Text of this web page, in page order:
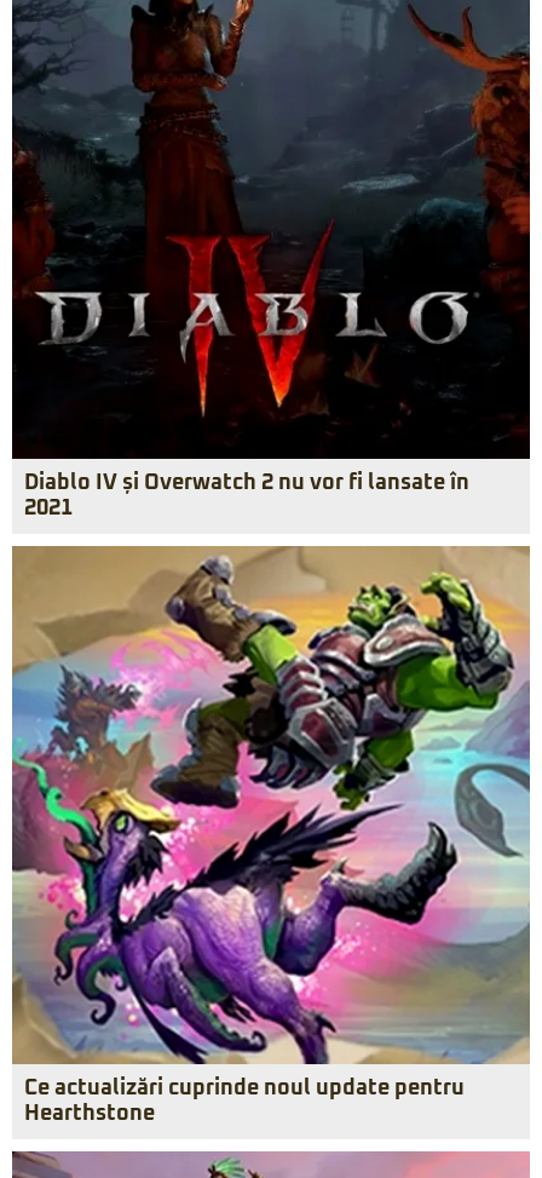
Diablo IV și Overwatch 2 nu vor fi lansate în
2021
Ce actualizări cuprinde noul update pentru
Hearthstone